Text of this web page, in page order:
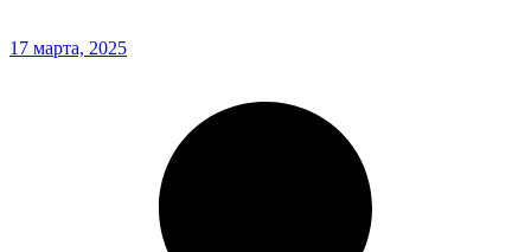
17 марта, 2025